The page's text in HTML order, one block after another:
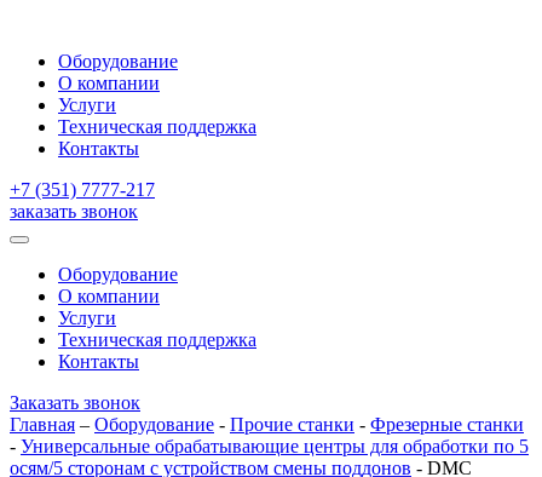
Оборудование
О компании
Услуги
Техническая поддержка
Контакты
+7 (351) 7777-217
заказать звонок
Оборудование
О компании
Услуги
Техническая поддержка
Контакты
Заказать звонок
Главная – Оборудование - Прочие станки - Фрезерные станки
- Универсальные обрабатывающие центры для обработки по 5
осям/5 сторонам с устройством смены поддонов - DMC